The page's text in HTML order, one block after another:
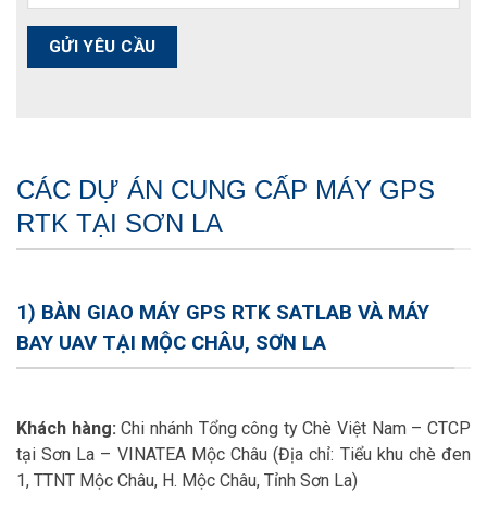
CÁC DỰ ÁN CUNG CẤP MÁY GPS
RTK TẠI SƠN LA
1) BÀN GIAO MÁY GPS RTK SATLAB VÀ MÁY
BAY UAV TẠI MỘC CHÂU, SƠN LA
Khách hàng:Chi nhánh Tổng công ty Chè Việt Nam – CTCP
tại Sơn La – VINATEA Mộc Châu (Địa chỉ: Tiểu khu chè đen
1, TTNT Mộc Châu, H. Mộc Châu, Tỉnh Sơn La)